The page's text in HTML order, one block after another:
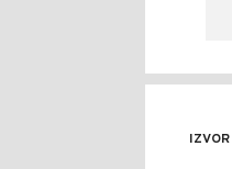
AUTOR
IZVOR